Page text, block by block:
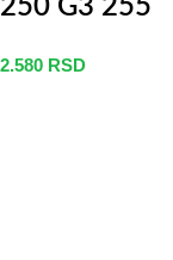
250 G3 255
2.580 RSD